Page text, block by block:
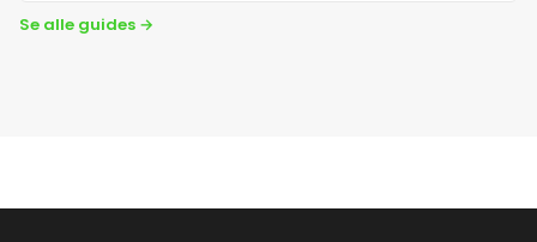
Se alle guides →